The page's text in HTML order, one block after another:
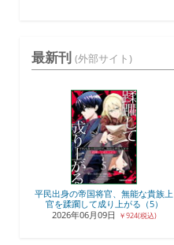
最新刊 (外部サイト)
平民出身の帝国将官、無能な貴族上
官を蹂躙して成り上がる（5）
2026年06月09日
￥924(税込)